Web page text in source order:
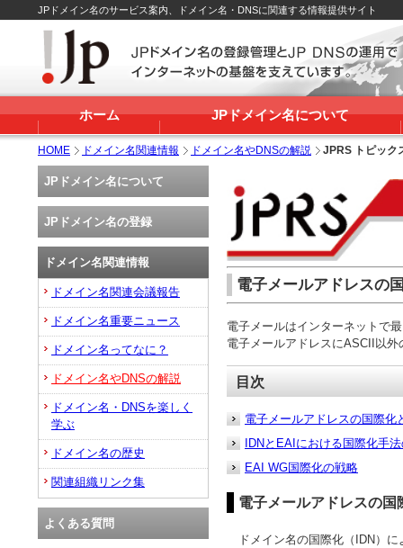
JPドメイン名のサービス案内、ドメイン名・DNSに関連する情報提供サイト
ホーム JPドメイン名について
HOME ドメイン名関連情報 ドメイン名やDNSの解説 JPRS トピック
電子メールアドレスの
電子メールはインターネットで
電子メールアドレスにASCII以
目次
電子メールアドレスの国際化
IDNとEAIにおける国際化手
EAI WG国際化の戦略
電子メールアドレスの国
ドメイン名の国際化（IDN）に
JPドメイン名について
JPドメイン名の登録
ドメイン名関連情報
ドメイン名関連会議報告
ドメイン名重要ニュース
ドメイン名ってなに？
ドメイン名やDNSの解説
ドメイン名・DNSを楽しく
学ぶ
ドメイン名の歴史
関連組織リンク集
よくある質問